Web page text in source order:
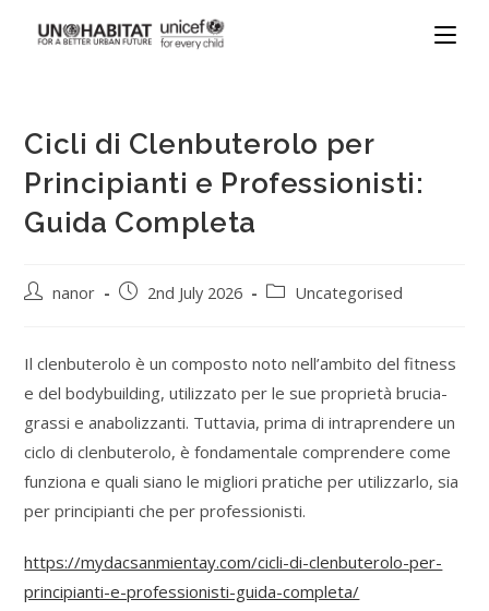
Cicli di Clenbuterolo per
Principianti e Professionisti:
Guida Completa
nanor 2nd July 2026 Uncategorised
Il clenbuterolo è un composto noto nell’ambito del fitness
e del bodybuilding, utilizzato per le sue proprietà brucia-
grassi e anabolizzanti. Tuttavia, prima di intraprendere un
ciclo di clenbuterolo, è fondamentale comprendere come
funziona e quali siano le migliori pratiche per utilizzarlo, sia
per principianti che per professionisti.
https://mydacsanmientay.com/cicli-di-clenbuterolo-per-
principianti-e-professionisti-guida-completa/